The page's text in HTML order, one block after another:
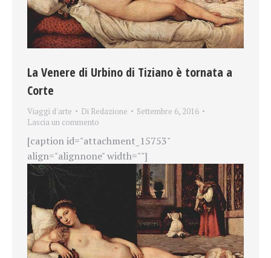
La Venere di Urbino di Tiziano è tornata a
Corte
Viaggi d'arte Di Redazione
Settembre 6, 2016
Lascia un commento
[caption id="attachment_15753"
align="alignnone" width=""]